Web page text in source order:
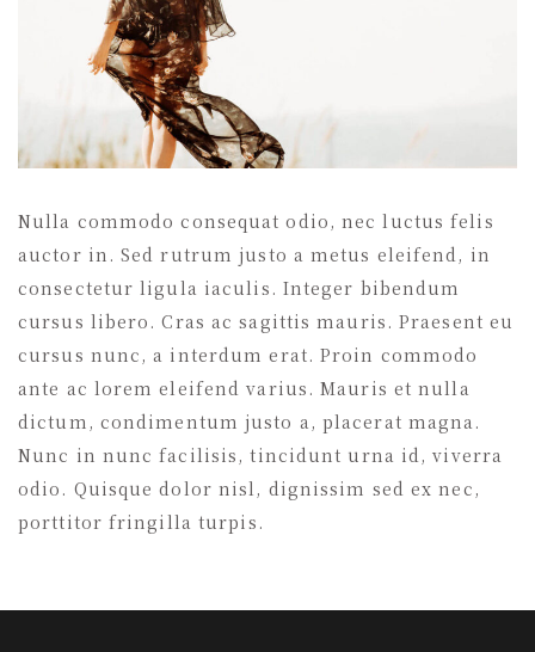
Nulla commodo consequat odio, nec luctus felis
auctor in. Sed rutrum justo a metus eleifend, in
consectetur ligula iaculis. Integer bibendum
cursus libero. Cras ac sagittis mauris. Praesent eu
cursus nunc, a interdum erat. Proin commodo
ante ac lorem eleifend varius. Mauris et nulla
dictum, condimentum justo a, placerat magna.
Nunc in nunc facilisis, tincidunt urna id, viverra
odio. Quisque dolor nisl, dignissim sed ex nec,
porttitor fringilla turpis.